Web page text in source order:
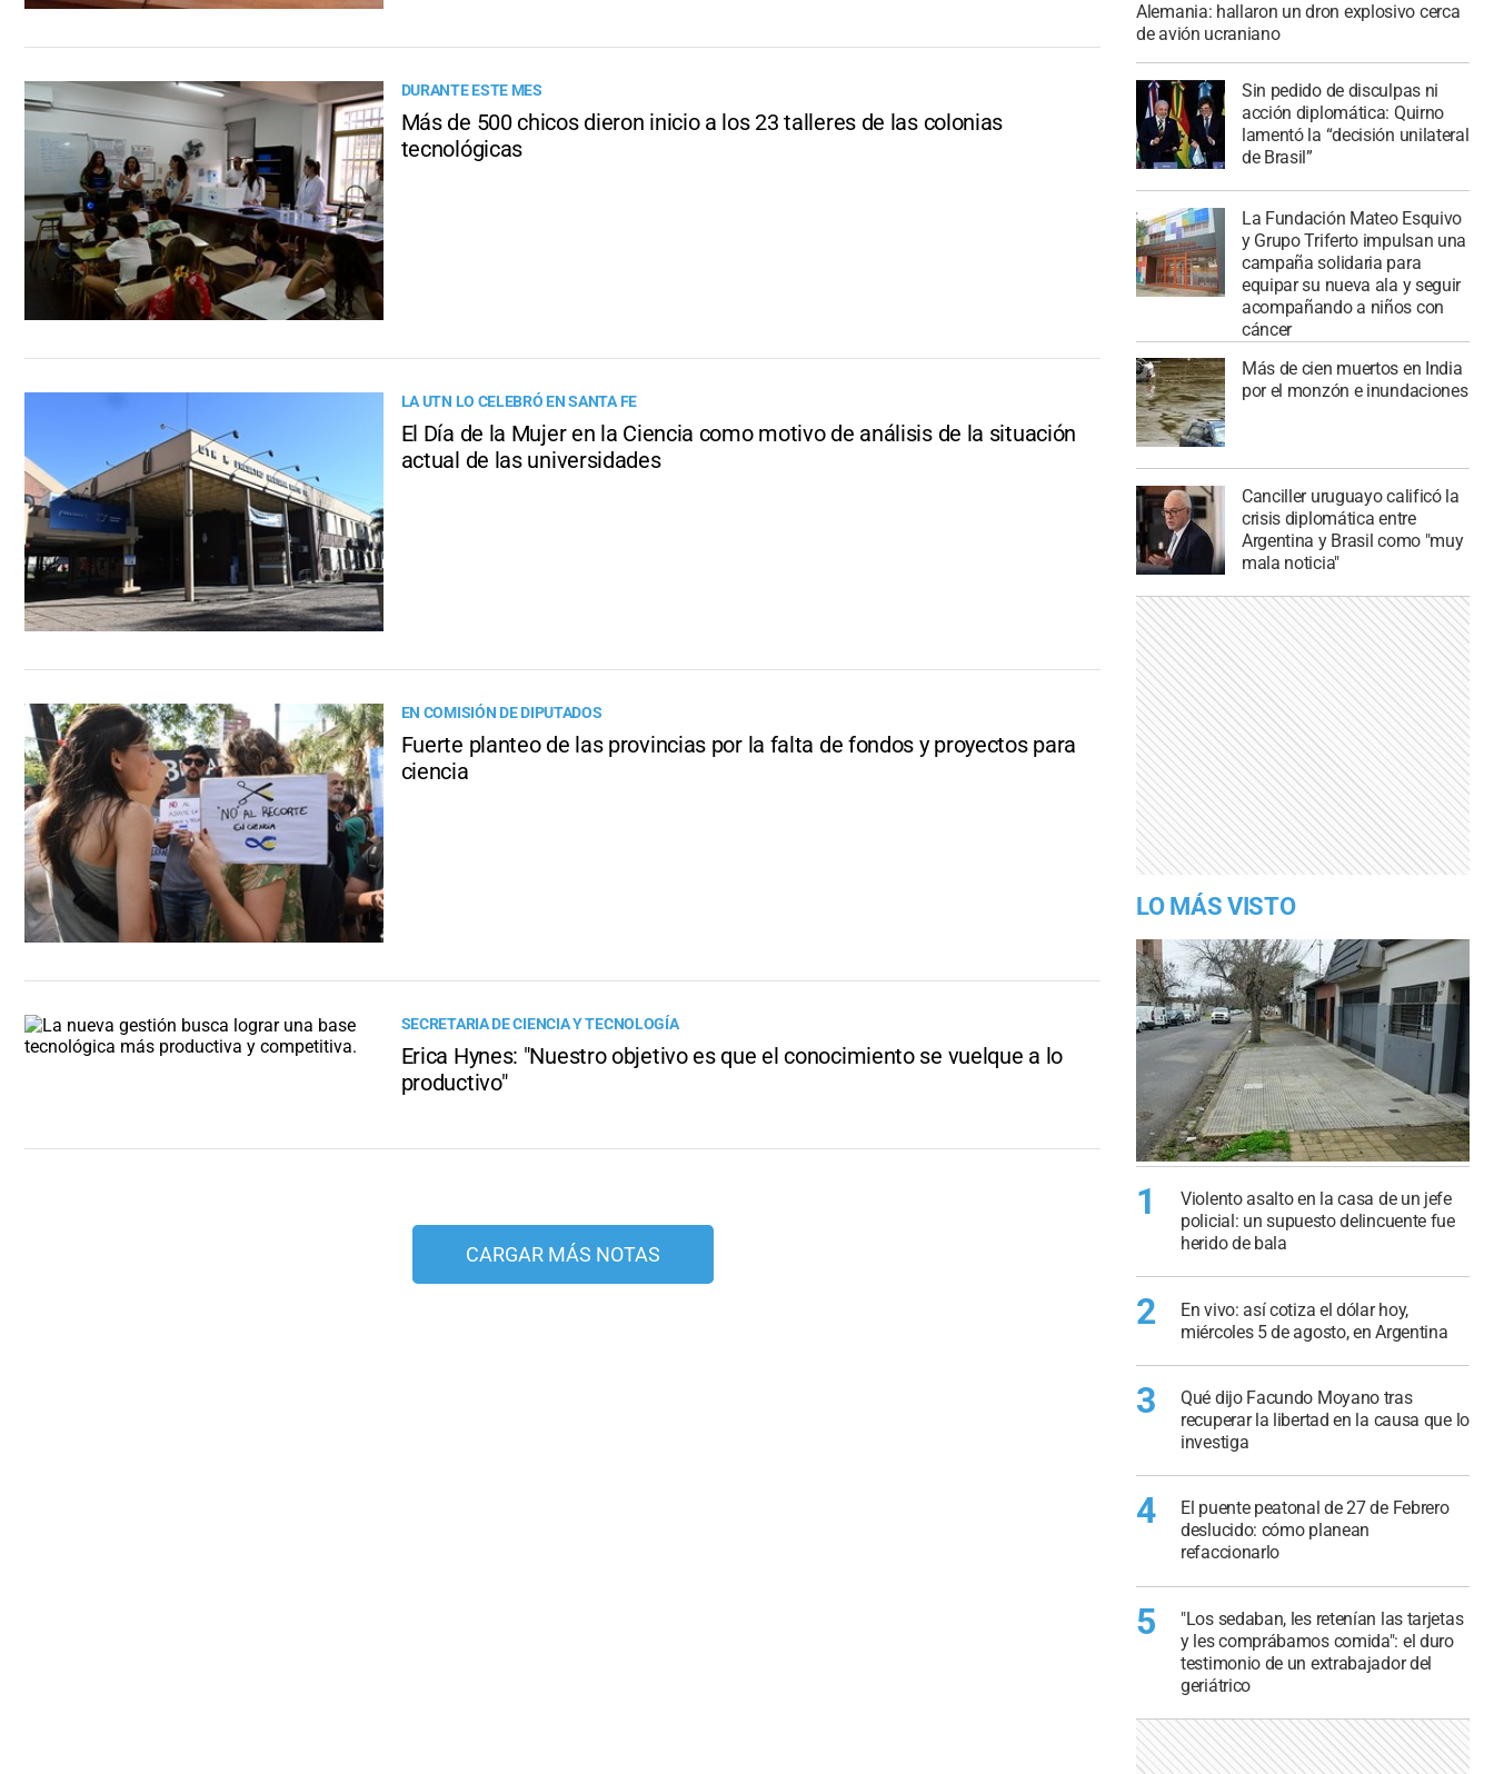
DURANTE ESTE MES
Más de 500 chicos dieron inicio a los 23 talleres de las colonias
tecnológicas
LA UTN LO CELEBRÓ EN SANTA FE
El Día de la Mujer en la Ciencia como motivo de análisis de la situación
actual de las universidades
EN COMISIÓN DE DIPUTADOS
Fuerte planteo de las provincias por la falta de fondos y proyectos para
ciencia
SECRETARIA DE CIENCIA Y TECNOLOGÍA
Erica Hynes: "Nuestro objetivo es que el conocimiento se vuelque a lo
productivo"
CARGAR MÁS NOTAS
Alemania: hallaron un dron explosivo cerca
de avión ucraniano
Sin pedido de disculpas ni
acción diplomática: Quirno
lamentó la “decisión unilateral
de Brasil”
La Fundación Mateo Esquivo
y Grupo Triferto impulsan una
campaña solidaria para
equipar su nueva ala y seguir
acompañando a niños con
cáncer
Más de cien muertos en India
por el monzón e inundaciones
Canciller uruguayo calificó la
crisis diplomática entre
Argentina y Brasil como "muy
mala noticia"
LO MÁS VISTO
1
Violento asalto en la casa de un jefe
policial: un supuesto delincuente fue
herido de bala
2
En vivo: así cotiza el dólar hoy,
miércoles 5 de agosto, en Argentina
3
Qué dijo Facundo Moyano tras
recuperar la libertad en la causa que lo
investiga
4
El puente peatonal de 27 de Febrero
deslucido: cómo planean
refaccionarlo
5
"Los sedaban, les retenían las tarjetas
y les comprábamos comida": el duro
testimonio de un extrabajador del
geriátrico